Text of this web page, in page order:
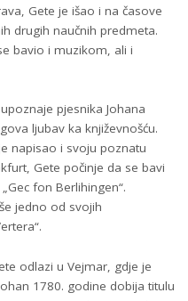
Gete je išao i na časove
drugih naučnih predmeta.
bavio i muzikom, ali i
pjesnika Johana
ljubav ka književnošću.
napisao i svoju poznatu
Gete počinje da se bavi
fon Berlihingen“.
jedno od svojih
odlazi u Vejmar, gdje je
1780. godine dobija titulu